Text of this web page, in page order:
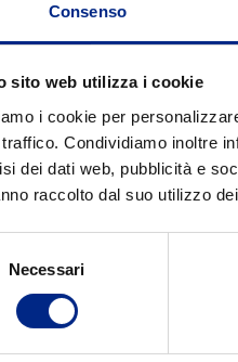
Consenso
sito web utilizza i cookie
i cookie per
Condividiamo inoltre
dei dati web, pubblicità e
raccolto dal suo utilizzo
Necessari
Monofase con
con Disgiuntore
Elettronico
con Disgiuntore
centrifugo
a doppia
Monofase